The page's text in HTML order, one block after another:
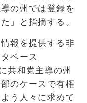
の州では登録を
」と指摘する。
報を提供する非
ベース
共和党主導の州
のケースで有権
う人々に求めて